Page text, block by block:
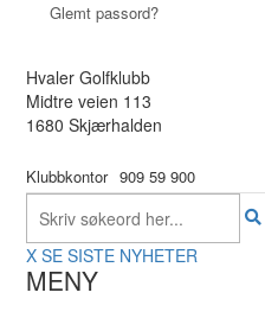
Glemt passord?
Hvaler Golfklubb
Midtre veien 113
1680 Skjærhalden
Klubbkontor 909 59 900
X SE SISTE NYHETER
MENY